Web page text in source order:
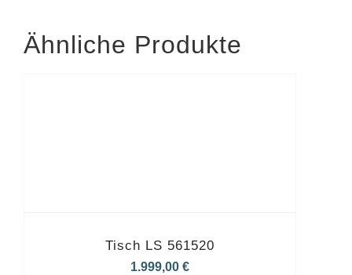
Ähnliche Produkte
Tisch LS 561520
1.999,00€